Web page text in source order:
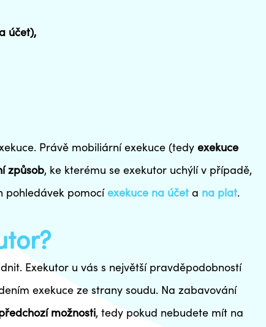
účet),
Právě mobiliární exekuce (tedy exekuce
způsob, ke kterému se exekutor uchýlí v případě,
pohledávek pomocí exekuce na účet a na plat.
Exekutor u vás s největší pravděpodobností
exekuce ze strany soudu. Na zabavování
možnosti, tedy pokud nebudete mít na